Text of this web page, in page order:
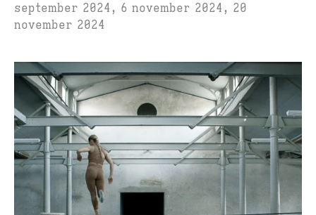
september 2024, 6 november 2024, 20
november 2024